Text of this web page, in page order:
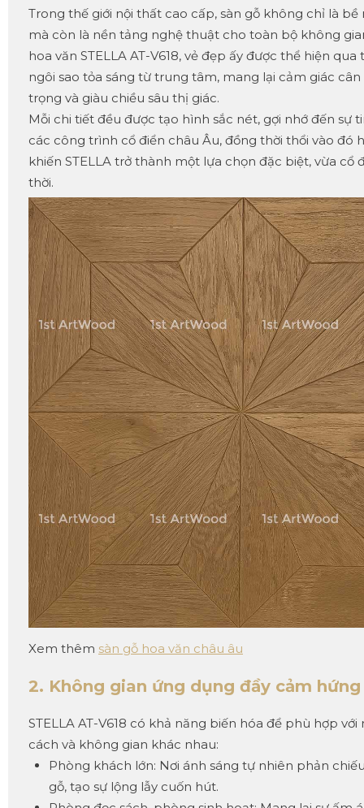
Trong thế giới nội thất cao cấp, sàn gỗ không chỉ là
mà còn là nền tảng nghệ thuật cho toàn bộ không
hoa văn STELLA AT-V618, vẻ đẹp ấy được thể hiện
ngôi sao tỏa sáng từ trung tâm, mang lại cảm giác cân
trọng và giàu chiều sâu thị giác.
Mỗi chi tiết đều được tạo hình sắc nét, gợi nhớ đến sự
các công trình cổ điển châu Âu, đồng thời thổi vào đó
khiến STELLA trở thành một lựa chọn đặc biệt, vừa cổ
thời.
Xem thêm sàn gỗ hoa văn châu âu
2. Không gian ứng dụng đầy cảm hứng
STELLA AT-V618 có khả năng biến hóa để phù hợp
cách và không gian khác nhau:
Phòng khách lớn: Nơi ánh sáng tự nhiên phản
gỗ, tạo sự lộng lẫy cuốn hút.